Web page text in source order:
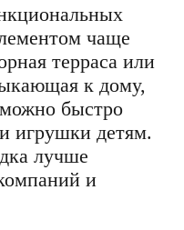
чаще
терраса или
к дому,
быстро
игрушки детям.
лучше
и